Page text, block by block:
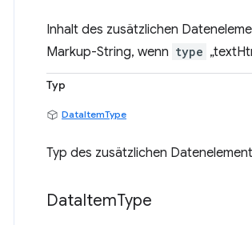
Inhalt des zusätzlichen
Markup-String, wenn type
Typ
DataItemType
Typ des zusätzlichen
DataItemType